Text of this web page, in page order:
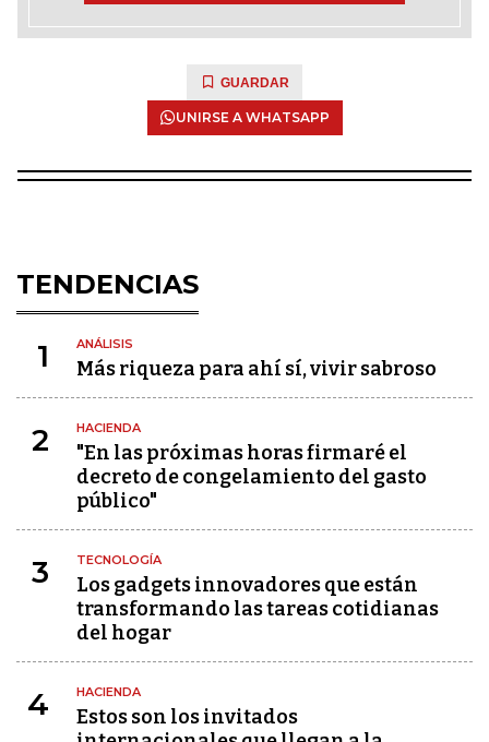
GUARDAR
UNIRSE A WHATSAPP
TENDENCIAS
1 ANÁLISIS
Más riqueza para ahí sí, vivir sabroso
2 HACIENDA
"En las próximas horas firmaré el
decreto de congelamiento del gasto
público"
3 TECNOLOGÍA
Los gadgets innovadores que están
transformando las tareas cotidianas
del hogar
4 HACIENDA
Estos son los invitados